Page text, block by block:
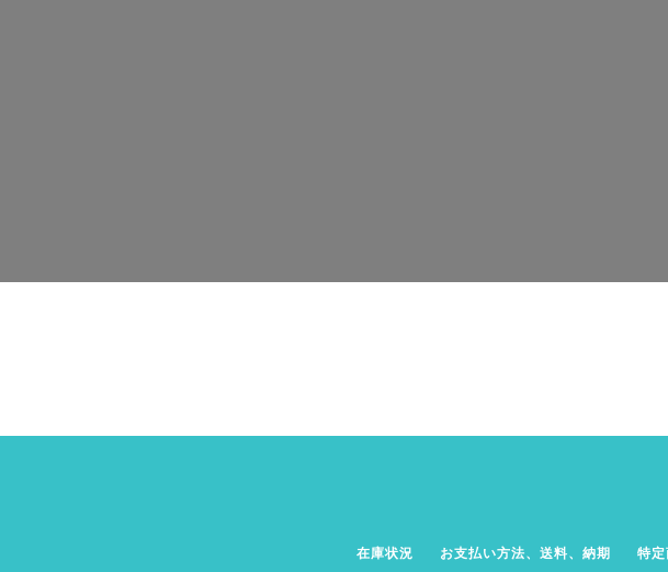
在庫状況 お支払い方法、送料、納期 特